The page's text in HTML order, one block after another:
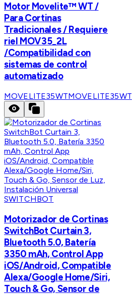
Motor Movelite™ WT /
Para Cortinas
Tradicionales / Requiere
riel MOV35_2L
/Compatibilidad con
sistemas de control
automatizado
MOVELITE35WTMOVELITE35WT
SWITCHBOT
Motorizador de Cortinas
SwitchBot Curtain 3,
Bluetooth 5.0, Batería
3350 mAh, Control App
iOS/Android, Compatible
Alexa/Google Home/Siri,
Touch & Go, Sensor de